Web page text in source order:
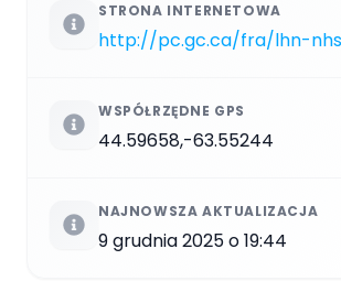
STRONA INTERNETOWA
http://pc.gc.ca/fra/lhn-
WSPÓŁRZĘDNE GPS
44.59658,-63.55244
NAJNOWSZA AKTUALIZACJA
9 grudnia 2025 o 19:44